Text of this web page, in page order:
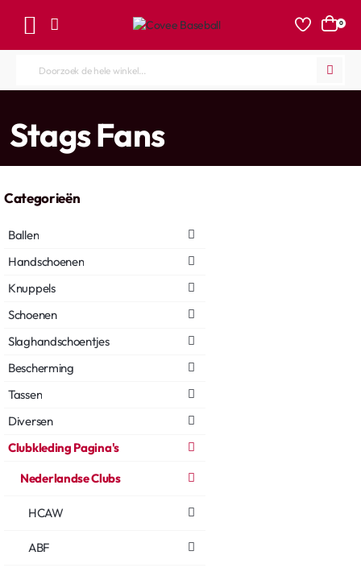
0
Doorzoek
winkel...
Stags Fans
Categorieën
Ballen
Handschoenen
Knuppels
Schoenen
Slaghandschoentjes
Bescherming
Tassen
Diversen
Clubkleding Pagina's
Nederlandse Clubs
HCAW
ABF